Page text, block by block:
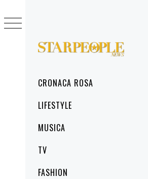
MenuCRONACA ROSA
LIFESTYLE
MUSICA
TV
FASHION
to
content